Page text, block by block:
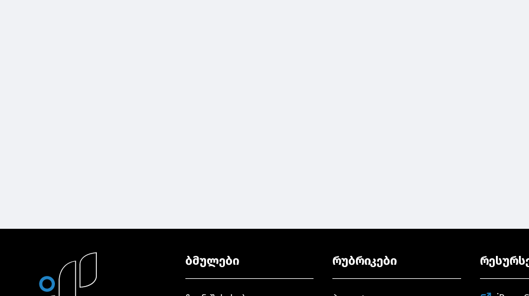
ბმულები რუბრიკები